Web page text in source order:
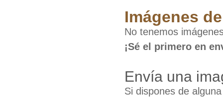
Imágenes
No tenemos
¡Sé el primero en
Envía una
Si dispones de